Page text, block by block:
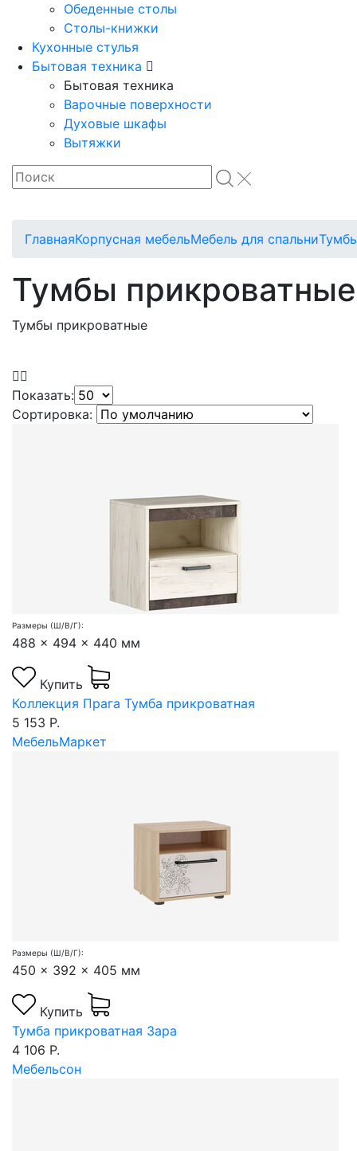
Обеденные столы
Столы-книжки
Кухонные стулья
Бытовая техника
Бытовая техника
Варочные поверхности
Духовые шкафы
Вытяжки
ГлавнаяКорпусная мебельМебель для спальни
Тумбы прикроватные
Тумбы прикроватные
Показать:
Сортировка:
Размеры (Ш/В/Г):
488 x 494 x 440 мм
Купить
Коллекция Прага Тумба прикроватная
5 153 Р.
МебельМаркет
Размеры (Ш/В/Г):
450 x 392 x 405 мм
Купить
Тумба прикроватная Зара
4 106 Р.
Мебельсон